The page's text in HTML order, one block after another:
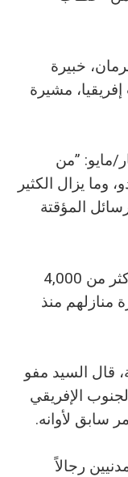
خبيرة
مشيرة
تغريدة نشرتها يوم 25 أيَّار/مايو: ”من
وما يزال الكثير
المؤقتة
فقد قتل متمردون موالون لداعش أكثر من 4,000
على مغادرة منازلهم منذ
قال السيد مفو
الإفريقي
سابق لأوانه.
رجالاً